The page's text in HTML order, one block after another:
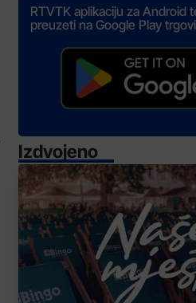
RTVTK aplikaciju za Android
preuzeti na Google Play
Izdvojeno